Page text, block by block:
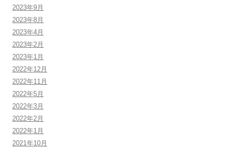
2023年9月
2023年8月
2023年4月
2023年2月
2023年1月
2022年12月
2022年11月
2022年5月
2022年3月
2022年2月
2022年1月
2021年10月